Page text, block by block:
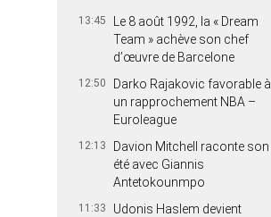
13:45
Le 8 août 1992, la « Dream
Team » achève son chef
d’œuvre de Barcelone
12:50
Darko Rajakovic favorable à
un rapprochement NBA –
Euroleague
12:13
Davion Mitchell raconte son
été avec Giannis
Antetokounmpo
11:33
Udonis Haslem devient